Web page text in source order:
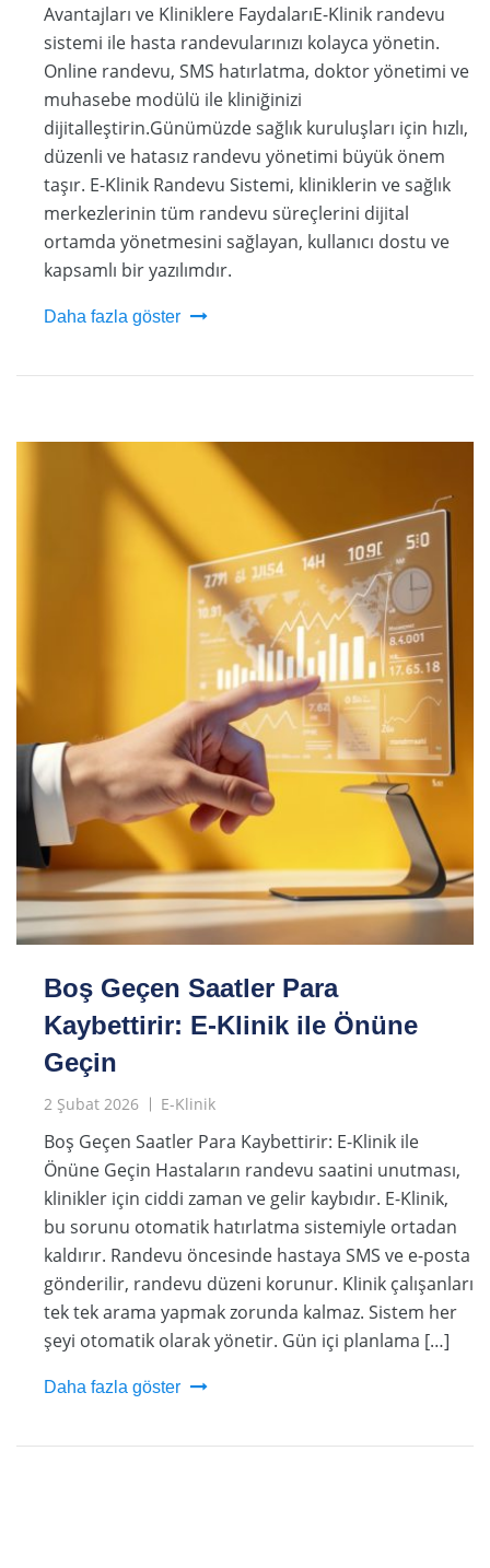
Avantajları ve Kliniklere FaydalarıE-Klinik randevu
sistemi ile hasta randevularınızı kolayca yönetin.
Online randevu, SMS hatırlatma, doktor yönetimi ve
muhasebe modülü ile kliniğinizi
dijitalleştirin.Günümüzde sağlık kuruluşları için hızlı,
düzenli ve hatasız randevu yönetimi büyük önem
taşır. E-Klinik Randevu Sistemi, kliniklerin ve sağlık
merkezlerinin tüm randevu süreçlerini dijital
ortamda yönetmesini sağlayan, kullanıcı dostu ve
kapsamlı bir yazılımdır.
Daha fazla göster
Boş Geçen Saatler Para
Kaybettirir: E-Klinik ile Önüne
Geçin
2 Şubat 2026 E-Klinik
Boş Geçen Saatler Para Kaybettirir: E-Klinik ile
Önüne Geçin Hastaların randevu saatini unutması,
klinikler için ciddi zaman ve gelir kaybıdır. E-Klinik,
bu sorunu otomatik hatırlatma sistemiyle ortadan
kaldırır. Randevu öncesinde hastaya SMS ve e-posta
gönderilir, randevu düzeni korunur. Klinik çalışanları
tek tek arama yapmak zorunda kalmaz. Sistem her
şeyi otomatik olarak yönetir. Gün içi planlama […]
Daha fazla göster